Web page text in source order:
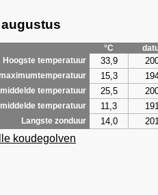
°C
Hoogste temperatuur
33,9
15,3
temperatuur 25,5
temperatuur 11,3
Langste zonduur 14,0
koudegolven